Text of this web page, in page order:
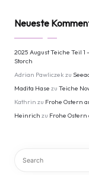
Neueste
2025 August Teiche Teil 1
Storch
Adrian Pawliczek zu
Madita Hase zu Teiche
Kathrin zu Frohe Ostern
Heinrich zu Frohe